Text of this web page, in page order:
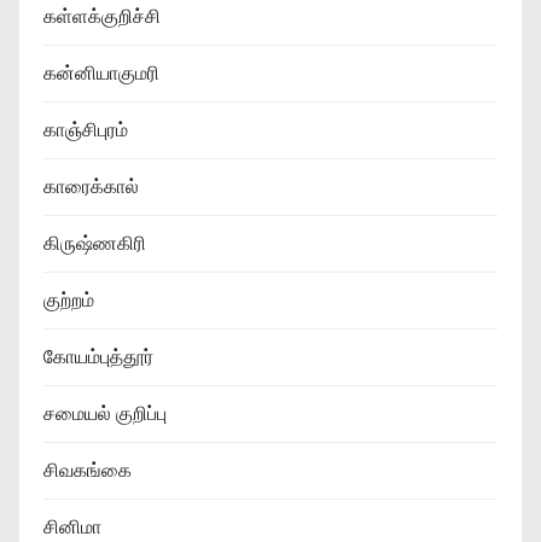
கள்ளக்குறிச்சி
கன்னியாகுமரி
காஞ்சிபுரம்
காரைக்கால்
கிருஷ்ணகிரி
குற்றம்
கோயம்புத்தூர்
சமையல் குறிப்பு
சிவகங்கை
சினிமா